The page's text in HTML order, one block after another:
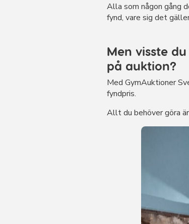
Alla som någon gång
fynd, vare sig det
Men visste
på auktion?
Med GymAuktioner
fyndpris.
Allt du behöver göra